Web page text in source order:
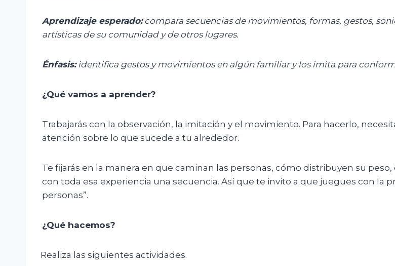
Aprendizaje esperado: compara secuencias de movimientos, formas, gestos,
artísticas de su comunidad y de otros lugares.
Énfasis: identifica gestos y movimientos en algún familiar y los imita para
¿Qué vamos a aprender?
Trabajarás con la observación, la imitación y el movimiento. Para hacerlo,
atención sobre lo que sucede a tu alrededor.
Te fijarás en la manera en que caminan las personas, cómo distribuyen su
con toda esa experiencia una secuencia. Así que te invito a que juegues con la
personas”.
¿Qué hacemos?
Realiza las siguientes actividades.